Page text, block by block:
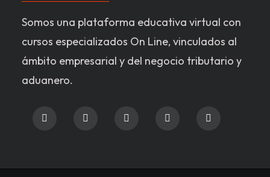
Somos una plataforma educativa virtual con
cursos especializados On Line, vinculados al
ámbito empresarial y del negocio tributario y
aduanero.